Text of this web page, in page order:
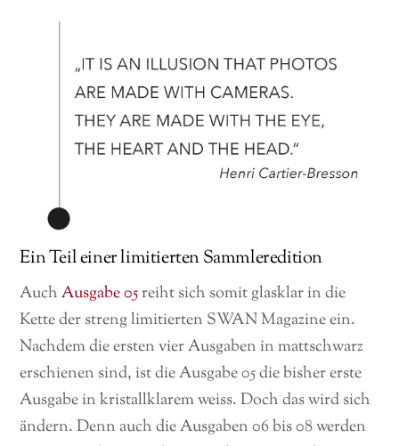
Ein Teil einer limitierten Sammleredition
AuchAusgabe 05reiht sich somit glasklar in die
Kette der streng limitierten SWAN Magazine ein.
Nachdem die ersten vier Ausgaben in mattschwarz
erschienen sind, ist die Ausgabe 05 die bisher erste
Ausgabe in kristallklarem weiss. Doch das wird sich
ändern. Denn auch die Ausgaben 06 bis 08 werden